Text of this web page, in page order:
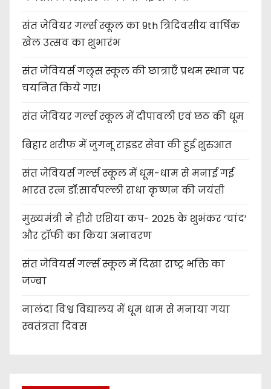
संत जेवियर गर्ल्स स्कूल का 9th त्रिदिवसीय वार्षिक
खेल उत्सव का शुभारंभ
संत जेवियर्स गल्र्स स्कूल की छात्र‌ाएँ प्रथम स्थान पर
चयनित किये गए।
संत जेवियर गर्ल्स स्कूल में दीपावली एवं छठ की धूम
बिहार शरीफ में जुगनू राइडर सेवा की हुई शुरुआत
संत जेवियर्स गर्ल्स स्कूल में धूम-धाम से मनाई गई
भारत रत्न डॉ:सार्वपल्ली राधा कृष्णन की जयंती
मुख्यमंत्री ने हीरो एशिया कप- 2025 के शुभंकर ‘चांद’
और ट्रॉफी का किया अनावरण
संत जेवियर्स गर्ल्स स्कूल में दिखा राष्ट्र भक्ति का
जज्बा
नालंदा विश्व विद्यालय में धूम धाम से मनाया गया
स्वतंत्रता दिवस